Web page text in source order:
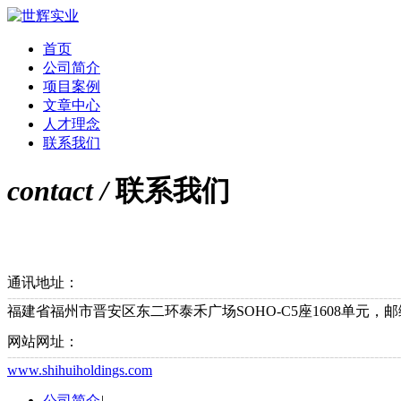
首页
公司简介
项目案例
文章中心
人才理念
联系我们
contact /联系我们
通讯地址：
福建省福州市晋安区东二环泰禾广场SOHO-C5座1608单元，邮
网站网址：
www.shihuiholdings.com